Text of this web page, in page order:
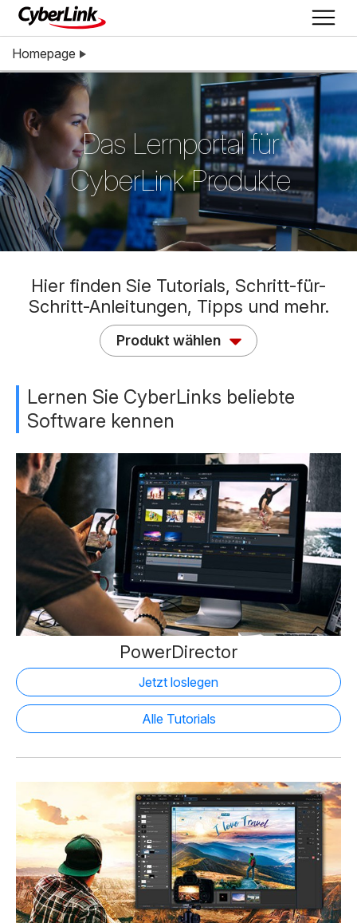
Homepage
Das Lernportal für
CyberLink Produkte
Hier finden Sie Tutorials, Schritt-für-
Schritt-Anleitungen, Tipps und mehr.
Produkt wählen
Lernen Sie CyberLinks beliebte
Software kennen
PowerDirector
Jetzt loslegen
Alle Tutorials